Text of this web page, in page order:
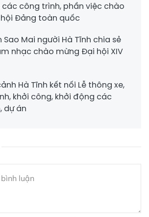
công trình, phần việc chào
Đảng toàn quốc
Sao Mai người Hà Tĩnh chia sẻ
nhạc chào mừng Đại hội XIV
Hà Tĩnh kết nối Lễ thông xe,
khởi công, khởi động các
dự án